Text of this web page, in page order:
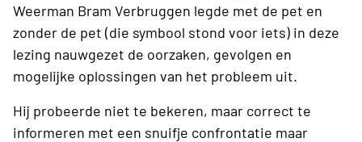
Weerman Bram Verbruggen legde met de pet en
zonder de pet (die symbool stond voor iets) in deze
lezing nauwgezet de oorzaken, gevolgen en
mogelijke oplossingen van het probleem uit.
Hij probeerde niet te bekeren, maar correct te
informeren met een snuifje confrontatie maar